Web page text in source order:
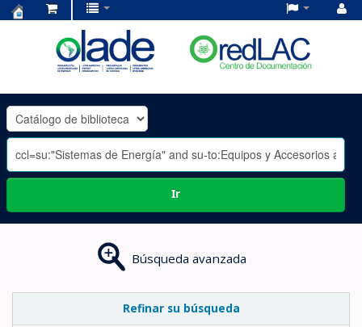
OLADE
-
Ir
Búsqueda avanzada
Refinar su búsqueda